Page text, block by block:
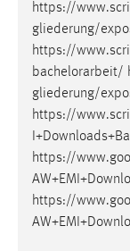
https://
gliederung/
https://
bachelorarbeit/
gliederung/
https://
I+Downloads+
https://
https://